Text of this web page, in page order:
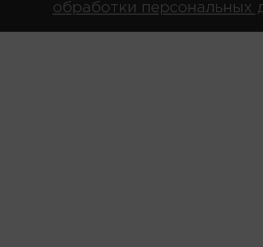
обработки персональных